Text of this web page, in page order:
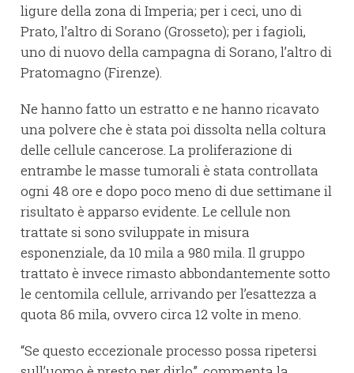
ligure della zona di Imperia; per i ceci, uno di
Prato, l’altro di Sorano (Grosseto); per i fagioli,
uno di nuovo della campagna di Sorano, l’altro di
Pratomagno (Firenze).
Ne hanno fatto un estratto e ne hanno ricavato
una polvere che è stata poi dissolta nella coltura
delle cellule cancerose. La proliferazione di
entrambe le masse tumorali è stata controllata
ogni 48 ore e dopo poco meno di due settimane il
risultato è apparso evidente. Le cellule non
trattate si sono sviluppate in misura
esponenziale, da 10 mila a 980 mila. Il gruppo
trattato è invece rimasto abbondantemente sotto
le centomila cellule, arrivando per l’esattezza a
quota 86 mila, ovvero circa 12 volte in meno.
“Se questo eccezionale processo possa ripetersi